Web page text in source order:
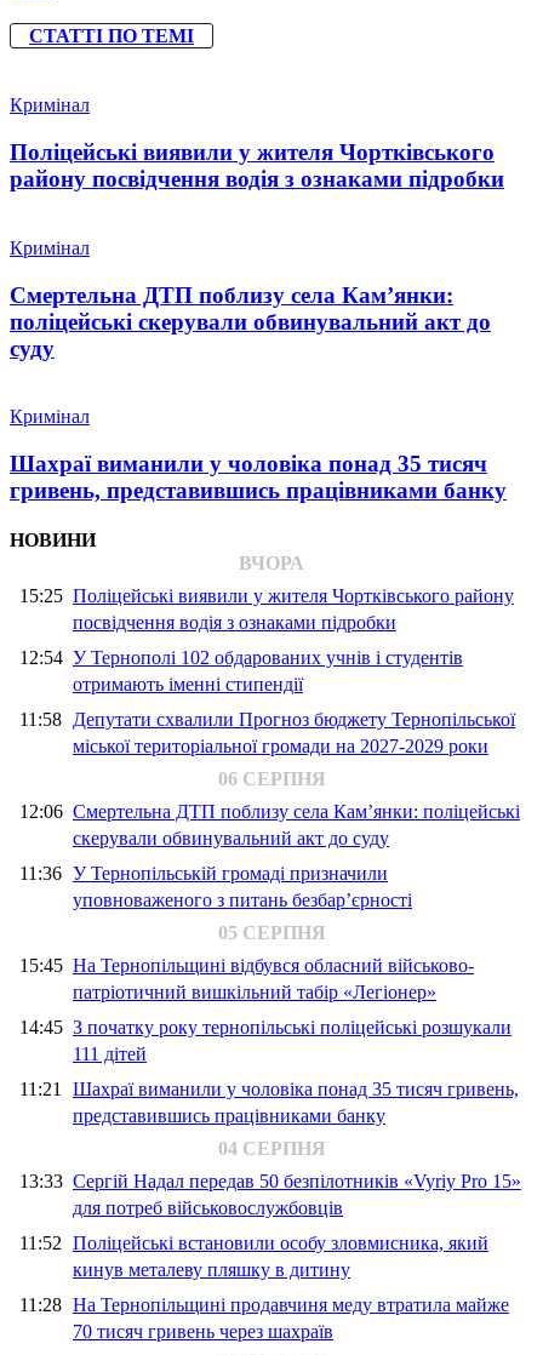
СТАТТІ ПО ТЕМІ
Кримінал
Поліцейські виявили у жителя Чортківського
району посвідчення водія з ознаками підробки
Кримінал
Смертельна ДТП поблизу села Кам’янки:
поліцейські скерували обвинувальний акт до
суду
Кримінал
Шахраї виманили у чоловіка понад 35 тисяч
гривень, представившись працівниками банку
НОВИНИ
ВЧОРА
15:25 Поліцейські виявили у жителя Чортківського району
посвідчення водія з ознаками підробки
12:54 У Тернополі 102 обдарованих учнів і студентів
отримають іменні стипендії
11:58 Депутати схвалили Прогноз бюджету Тернопільської
міської територіальної громади на 2027-2029 роки
06 СЕРПНЯ
12:06 Смертельна ДТП поблизу села Кам’янки: поліцейські
скерували обвинувальний акт до суду
11:36 У Тернопільській громаді призначили
уповноваженого з питань безбар’єрності
05 СЕРПНЯ
15:45 На Тернопільщині відбувся обласний військово-
патріотичний вишкільний табір «Легіонер»
14:45 З початку року тернопільські поліцейські розшукали
111 дітей
11:21 Шахраї виманили у чоловіка понад 35 тисяч гривень,
представившись працівниками банку
04 СЕРПНЯ
13:33 Сергій Надал передав 50 безпілотників «Vyriy Pro 15»
для потреб військовослужбовців
11:52 Поліцейські встановили особу зловмисника, який
кинув металеву пляшку в дитину
11:28 На Тернопільщині продавчиня меду втратила майже
70 тисяч гривень через шахраїв